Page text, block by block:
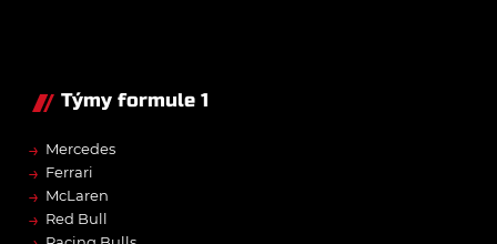
Týmy formule 1
→ Mercedes
→ Ferrari
→ McLaren
→ Red Bull